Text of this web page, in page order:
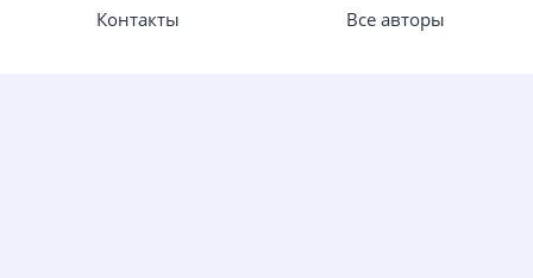
Контакты Все авторы